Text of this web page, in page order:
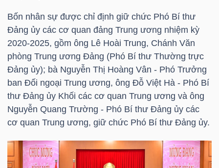
Bốn nhân sự được chỉ định giữ chức Phó Bí thư
Đảng ủy các cơ quan đảng Trung ương nhiệm kỳ
2020-2025, gồm ông Lê Hoài Trung, Chánh Văn
phòng Trung ương Đảng (Phó Bí thư Thường trực
Đảng ủy); bà Nguyễn Thị Hoàng Vân - Phó Trưởng
ban Đối ngoại Trung ương, ông Đỗ Việt Hà - Phó Bí
thư Đảng ủy Khối các cơ quan Trung ương và ông
Nguyễn Quang Trường - Phó Bí thư Đảng ủy các
cơ quan Trung ương, giữ chức Phó Bí thư Đảng ủy.
VĨ
MÔ
NGÀNH
DOANH
NGHIỆP